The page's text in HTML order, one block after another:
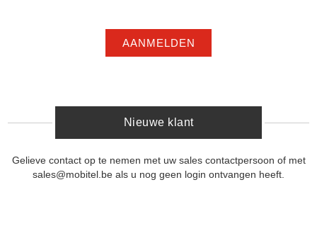
AANMELDEN
Nieuwe klant
Gelieve contact op te nemen met uw sales contactpersoon of met
sales@mobitel.be als u nog geen login ontvangen heeft.